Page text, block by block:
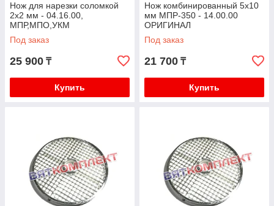
Нож для нарезки соломкой
2х2 мм - 04.16.00,
МПР,МПО,УКМ
Под заказ
25 900 ₸
Купить
Нож комбинированный 5х10
мм МПР-350 - 14.00.00
ОРИГИНАЛ
Под заказ
21 700 ₸
Купить